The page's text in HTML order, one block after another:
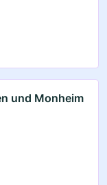
und Monheim